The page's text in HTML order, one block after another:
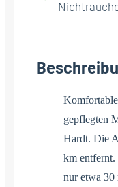
gepflegten
Hardt. Die
km entfernt.
nur etwa 30